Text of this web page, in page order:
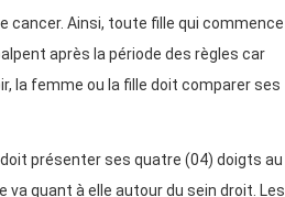
cancer. Ainsi, toute fille qui commence
après la période des règles car
la femme ou la fille doit comparer ses
présenter ses quatre (04) doigts au
va quant à elle autour du sein droit. Les